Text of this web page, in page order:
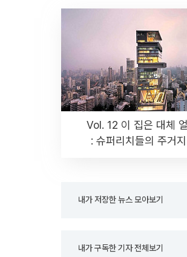
Vol. 12 이 집은 대체
: 슈퍼리치들의 주거
내가 저장한 뉴스 모아보기
내가 구독한 기자 전체보기